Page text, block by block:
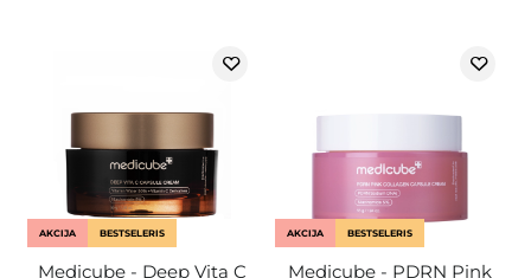
AKCIJA BESTSELERIS
Medicube - Deep Vita C
AKCIJA BESTSELERIS
Medicube - PDRN Pink